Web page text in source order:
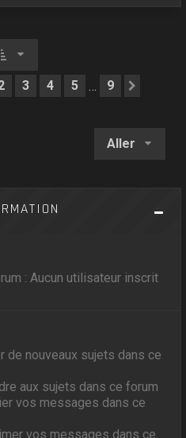
sur9
3 4 5 … 9
Aller
: Aucun utilisateur inscrit
de nouveaux sujets dans ce
aux sujets dans ce forum
vos messages dans ce
vos messages dans ce